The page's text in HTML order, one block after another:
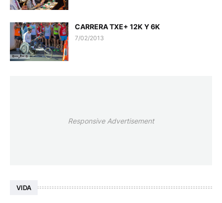
CARRERA TXE+ 12K Y 6K
7/02/2013
Responsive Advertisement
VIDA